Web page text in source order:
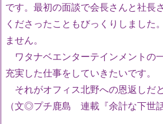
です。最初の面談で会長さんと社長
くださったこともびっくりしました
ません。
ワタナベエンターテインメントの
充実した仕事をしていきたいです。
それがオフィス北野への恩返しだ
（文◎プチ鹿島 連載『余計な下世話